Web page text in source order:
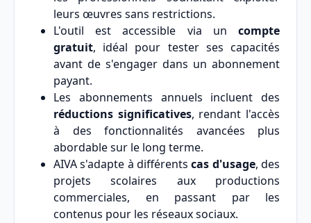
leurs œuvres sans restrictions.
L'outil est accessible via un compte
gratuit, idéal pour tester ses capacités
avant de s'engager dans un abonnement
payant.
Les abonnements annuels incluent des
réductions significatives, rendant l'accès
à des fonctionnalités avancées plus
abordable sur le long terme.
AIVA s'adapte à différentscas d'usage, des
projets scolaires aux productions
commerciales, en passant par les
contenus pour les réseaux sociaux.